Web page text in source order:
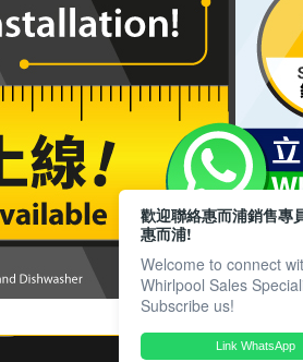
歡迎聯絡惠而浦銷售專
惠而浦!
Welcome to connect
Whirlpool Sales
Subscribe us!
Link WhatsApp